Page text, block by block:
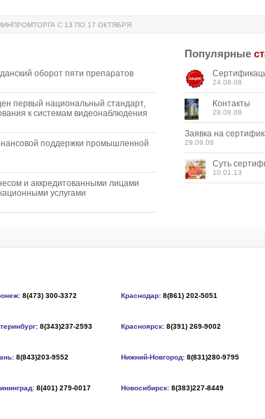
С 13 ПО 17 ОКТЯБРЯ
оборот пяти препаратов
первый национальный стандарт,
к системам видеонаблюдения
поддержки промышленной
и аккредитованными лицами
услугами
Популярные
24.08.08
Контакты
28.08.08
Заявка на
29.09.08
Суть
10.01.13
8(473) 300-3372 Краснодар: 8(861) 202-5051
8(343)237-2593 Красноярск: 8(391) 269-9002
8(843)203-9552 Нижний-Новгород: 8(831)280-9795
8(401) 279-0017 Новосибирск: 8(383)227-8449